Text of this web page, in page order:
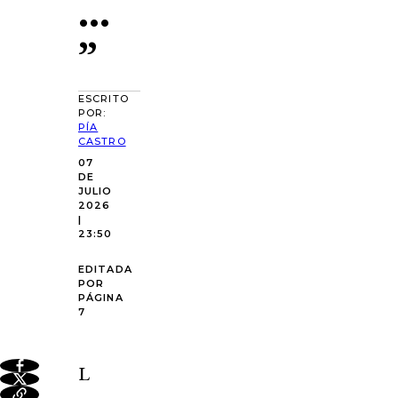
”
ESCRITO
POR:
PÍA
CASTRO
07
DE
JULIO
2026
|
23:50
EDITADA
POR
PÁGINA
7
L